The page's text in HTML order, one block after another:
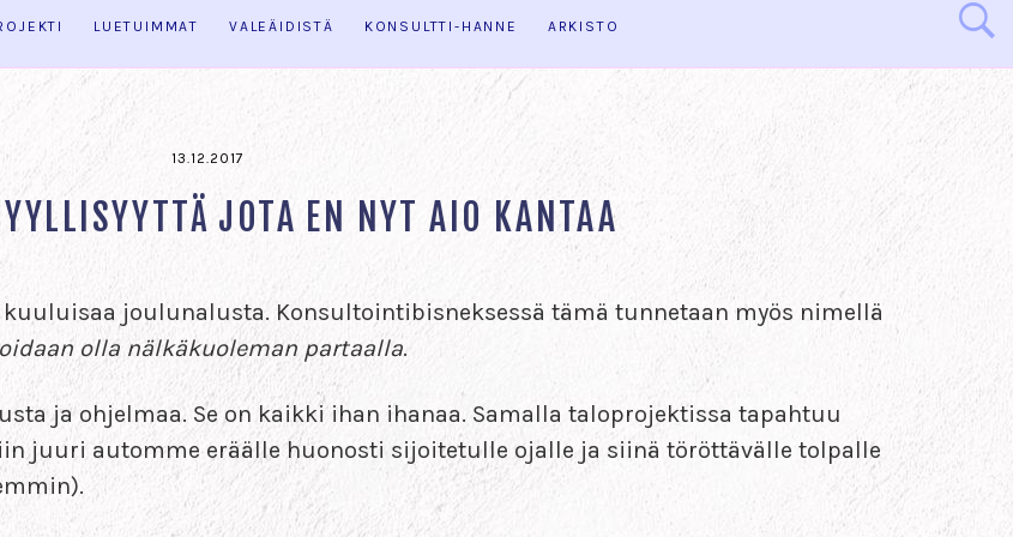
LUETUIMMAT VALEÄIDISTÄ KONSULTTI-HANNE ARKISTO
13.12.2017
JOTA EN NYT AIO KANTAA
joulunalusta. Konsultointibisneksessä tämä tunnetaan myös nimellä
olla nälkäkuoleman partaalla.
ja ohjelmaa. Se on kaikki ihan ihanaa. Samalla taloprojektissa tapahtuu
juuri automme eräälle huonosti sijoitetulle ojalle ja siinä töröttävälle tolpalle